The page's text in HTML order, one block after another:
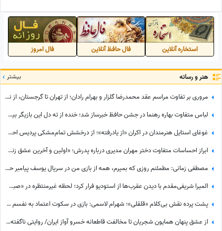
استخاره آنلاین فال حافظ آنلاین فال امروز
هنر و رسانه بیشتر
مروری بر تفاوت مراسم عقد محمدرضا گلزار و بهرام رادان؛ از تهران تا گرجستان، از نگاه عاشقانه رادان به مینا تا نگاه رو به آسمان گلزار هنگام خطبه عقد + عکس
لباس متفاوت بهاره رهنما در جشن حافظ خبرساز شد؛ خنده از ته دل این بازیگر بیشتر از استایلش دیده شد
غوغای استایل هنرمندان در اکران «از یادرفته»؛ از درخشش تمام‌مشکی پردیس احمدیه و آزیتا حاجیان تا تیپ اسپورت سینا مهراد و مجید مظفری
ابراز احساسات متفاوت دختر مهران مدیری درباره پدرش؛ «اولین و آخرین عشق زندگی من بابامه» + ویدئو
مصطفی زمانی: مطمئنم روزی که بمیرم، همه از بازی من در سریال یوسف پیامبر حرف می‌زنند... +ویدیو
المیرا شریفی‌مقدم با دیدن عقرب‌ها از استودیو فرار کرد؛ لحظه غیرمنتظره در «صبحانه ایرانی» + ویدئو
پشت پرده نقش بی‌کلام «قلقلی»؛ شهرام لاسمی: بازی در سکوت اعتماد به نفسم را از من گرفت! مدیون این بازیگر معروف هستم، دستاشو می‌بوسم، دخترم خیلی به من کمک کرد+ویدئو
از عشق پنهان همایون شجریان تا مخالفت قاطعانه خسرو آواز ایران/ روایتی ناگفته از رویایی که در سایه موسیقی ماند!